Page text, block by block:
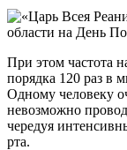
При этом частота
порядка 120 раз в
Одному человеку
невозможно
чередуя
рта.